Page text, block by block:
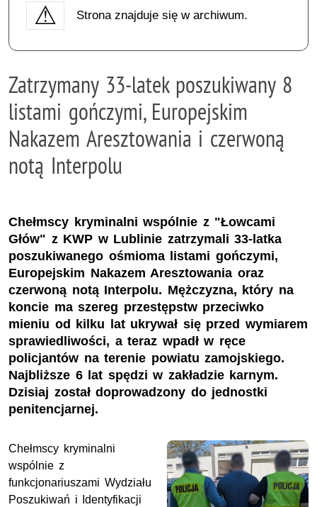
Strona znajduje się w archiwum.
Zatrzymany 33-latek poszukiwany 8
listami gończymi, Europejskim
Nakazem Aresztowania i czerwoną
notą Interpolu
Chełmscy kryminalni wspólnie z "Łowcami
Głów" z KWP w Lublinie zatrzymali 33-latka
poszukiwanego ośmioma listami gończymi,
Europejskim Nakazem Aresztowania oraz
czerwoną notą Interpolu. Mężczyzna, który na
koncie ma szereg przestępstw przeciwko
mieniu od kilku lat ukrywał się przed wymiarem
sprawiedliwości, a teraz wpadł w ręce
policjantów na terenie powiatu zamojskiego.
Najbliższe 6 lat spędzi w zakładzie karnym.
Dzisiaj został doprowadzony do jednostki
penitencjarnej.
Chełmscy kryminalni
wspólnie z
funkcjonariuszami Wydziału
Poszukiwań i Identyfikacji